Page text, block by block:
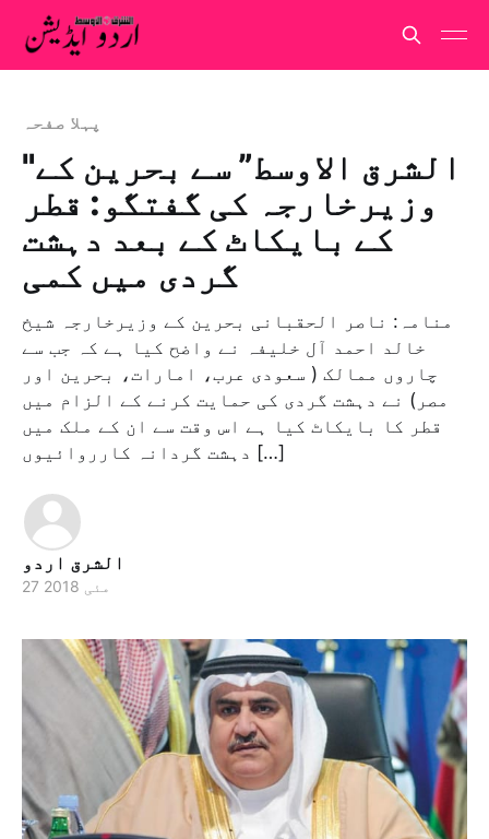
پہلا صفحہ
"الشرق الاوسط” سے بحرین کے
وزیرخارجہ کی گفتگو: قطر
کے بایکاٹ کے بعد دہشت
گردی میں کمی
منامہ: ناصر الحقبانی بحرین کے وزیرخارجہ شیخ
خالد احمد آل خلیفہ نے واضح کیا ہے کہ جب سے
چاروں ممالک ( سعودی عرب، امارات، بحرین اور
مصر) نے دہشت گردی کی حمایت کرنے کے الزام میں
قطر کا بایکاٹ کیا ہے اس وقت سے ان کے ملک میں
دہشت گردانہ کارروائیوں […]
الشرق اردو
27 مئی 2018